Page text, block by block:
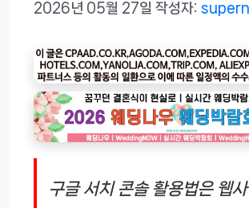
2026년 05월 27일 작성자:
구글 서치 콘솔 활용법은 웹